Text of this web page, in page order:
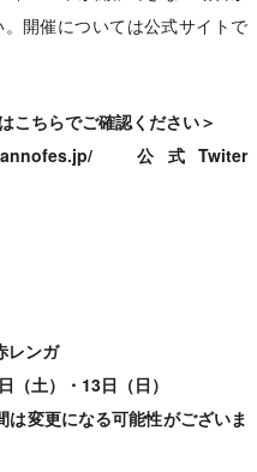
開催については公式サイトで
こちらでご確認ください＞
公式Twiter
レンガ
（土）・13日（日）
変更になる可能性がございま